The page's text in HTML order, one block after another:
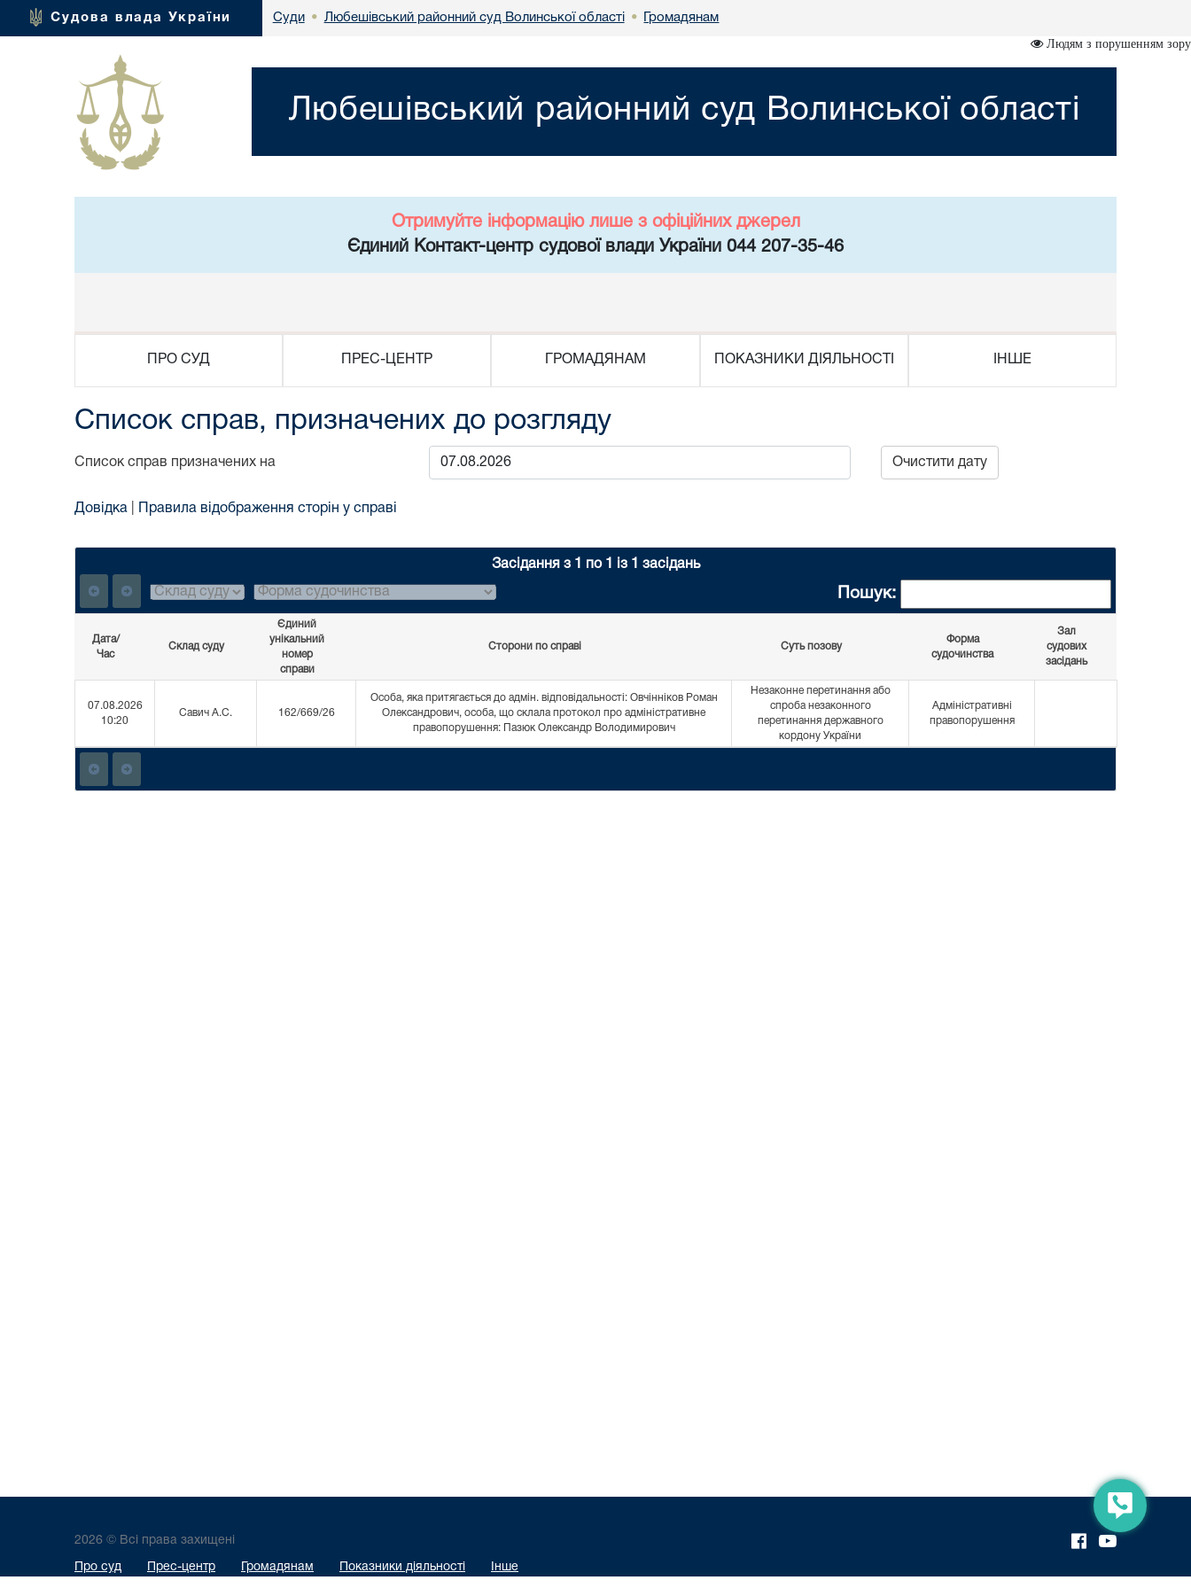
Судова влада України Суди • Любешівський районний суд Волинської області • Громадянам
Людям з порушенням зору
Любешівський районний суд Волинської області
Отримуйте інформацію лише з офіційних джерел
Єдиний Контакт-центр судової влади України 044 207-35-46
ПРО СУД ПРЕС-ЦЕНТР ГРОМАДЯНАМ ПОКАЗНИКИ ДІЯЛЬНОСТІ ІНШЕ
Список справ, призначених до розгляду
Список справ призначених на Очистити дату
Довідка Правила відображення сторін у справі
Засідання з 1 по 1 із 1 засідань
Пошук:
Дата/
Час
Склад суду
Єдиний
унікальний
номер
справи
Сторони по справі Суть позову
Форма
судочинства
Зал
судових
засідань
07.08.2026
10:20
Савич А.С. 162/669/26
Особа, яка притягається до адмін. відповідальності: Овчінніков Роман
Олександрович, особа, що склала протокол про адміністративне
правопорушення: Пазюк Олександр Володимирович
Незаконне перетинання або
спроба незаконного
перетинання державного
кордону України
Адміністративні
правопорушення
2026 © Всі права захищені
Про суд Прес-центр Громадянам Показники діяльності Інше